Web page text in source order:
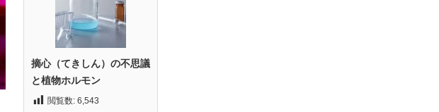
摘心（てきしん）の不思議
と植物ホルモン
閲覧数: 6,543